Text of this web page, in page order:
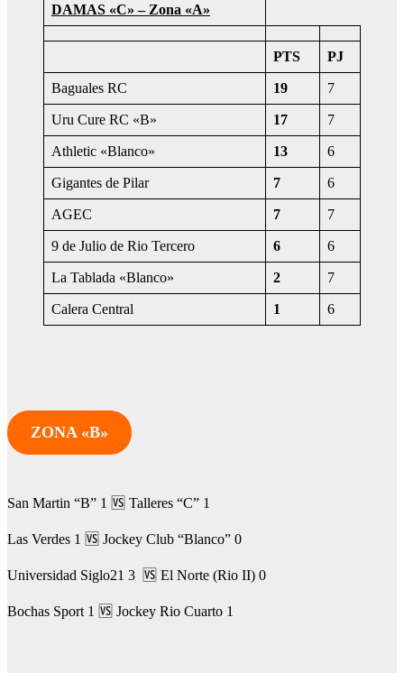
DAMAS «C» – Zona «A»
PTS PJ
Baguales RC 19 7
Uru Cure RC «B» 17 7
Athletic «Blanco» 13 6
Gigantes de Pilar 7 6
AGEC 7 7
9 de Julio de Rio Tercero 6 6
La Tablada «Blanco» 2 7
Calera Central 1 6
ZONA «B»
San Martin “B” 1 🆚 Talleres “C” 1
Las Verdes 1 🆚 Jockey Club “Blanco” 0
Universidad Siglo21 3 🆚 El Norte (Rio II) 0
Bochas Sport 1 🆚 Jockey Rio Cuarto 1